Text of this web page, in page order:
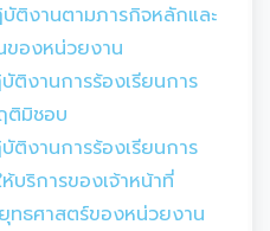
ติงานตามภารกิจหลักและ
องหน่วยงาน
ติงานการร้องเรียนการ
ติมิชอบ
ติงานการร้องเรียนการ
บริการของเจ้าหน้าที่
ทธศาสตร์ของหน่วยงาน